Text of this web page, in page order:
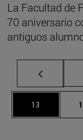
La Facultad de
70 aniversario
antiguos
Página
13